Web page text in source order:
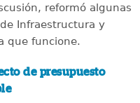
reformó algunas
Infraestructura y
que funcione.
de presupuesto